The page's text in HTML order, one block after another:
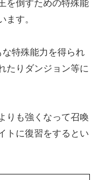
を倒すための特殊能
ます。
特殊能力を得られ
たりダンジョン等に
りも強くなって召喚
トに復習をするとい